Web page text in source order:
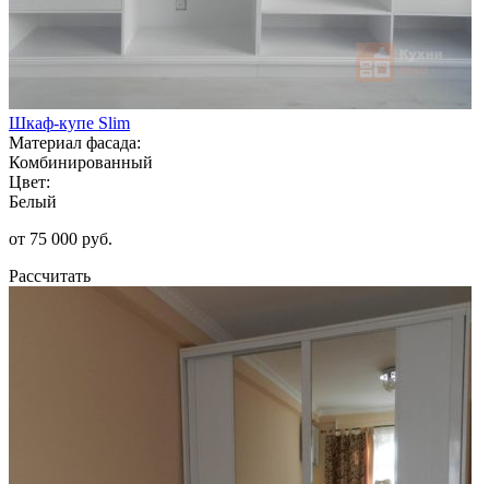
Шкаф-купе Slim
Материал фасада:
Комбинированный
Цвет:
Белый
от 75 000 руб.
Рассчитать